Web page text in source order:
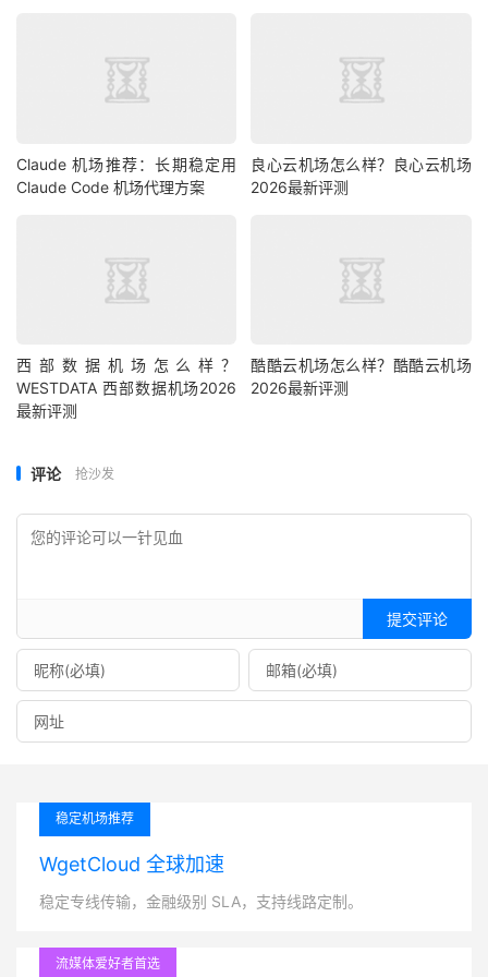
Claude 机场推荐：长期稳定用
Claude Code 机场代理方案
良心云机场怎么样？良心云机场
2026最新评测
西部数据机场怎么样？
WESTDATA 西部数据机场2026
最新评测
酷酷云机场怎么样？酷酷云机场
2026最新评测
评论 抢沙发
提交评论
稳定机场推荐
WgetCloud 全球加速
稳定专线传输，金融级别 SLA，支持线路定制。
流媒体爱好者首选